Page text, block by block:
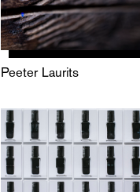
Peeter Laurits